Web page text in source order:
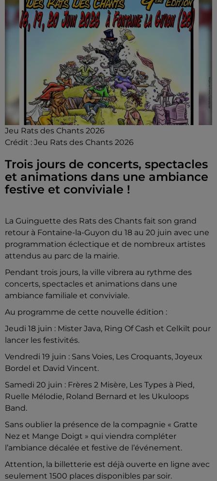
Jeu Rats des Chants 2026
Crédit : Jeu Rats des Chants 2026
Trois jours de concerts, spectacles
et animations dans une ambiance
festive et conviviale !
La Guinguette des Rats des Chants fait son grand
retour à Fontaine-la-Guyon du 18 au 20 juin avec une
programmation éclectique et de nombreux artistes
attendus au parc de la mairie.
Pendant trois jours, la ville vibrera au rythme des
concerts, spectacles et animations dans une
ambiance familiale et conviviale.
Au programme de cette nouvelle édition :
Jeudi 18 juin : Mister Java, Ring Of Cash et Celkilt pour
lancer les festivités.
Vendredi 19 juin : Sans Voies, Les Croquants, Joyeux
Bordel et David Vincent.
Samedi 20 juin : Frères 2 Misère, Les Types à Pied,
Ruelle Mélodie, Roland Bernard et les Ukuloops
Band.
Sans oublier la présence de la compagnie « Gratte
Nez et Mange Doigt » qui viendra compléter
l’ambiance décalée et festive de l’événement.
Attention, la billetterie est déjà ouverte en ligne avec
seulement 1500 places disponibles par soir.